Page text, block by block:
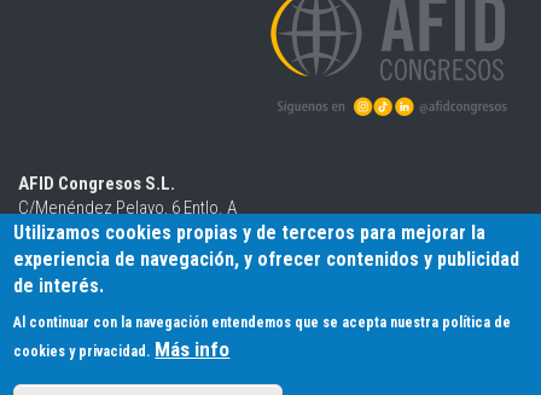
AFID Congresos S.L.
C/Menéndez Pelayo, 6 Entlo. A
39006 - Santander (Cantabria)
Tlfno: (+34) 942 318 180
info@congresoseep.es
Utilizamos cookies propias y de terceros para mejorar la
experiencia de navegación, y ofrecer contenidos y publicidad
de interés.
Al continuar con la navegación entendemos que se acepta nuestra política de
cookies y privacidad. Más info